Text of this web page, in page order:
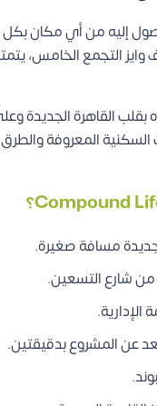
إليه من أي مكان بكل
التجمع الخامس،
بقلب القاهرة الجديدة
السكنية المعروفة
مسافة صغيرة.
شارع التسعين.
عن المشروع بدقيقتين.